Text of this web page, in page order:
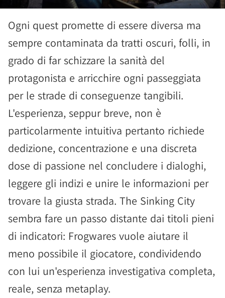
Ogni quest promette di essere diversa ma
sempre contaminata da tratti oscuri, folli, in
grado di far schizzare la sanità del
protagonista e arricchire ogni passeggiata
per le strade di conseguenze tangibili.
L'esperienza, seppur breve, non è
particolarmente intuitiva pertanto richiede
dedizione, concentrazione e una discreta
dose di passione nel concludere i dialoghi,
leggere gli indizi e unire le informazioni per
trovare la giusta strada. The Sinking City
sembra fare un passo distante dai titoli pieni
di indicatori: Frogwares vuole aiutare il
meno possibile il giocatore, condividendo
con lui un'esperienza investigativa completa,
reale, senza metaplay.